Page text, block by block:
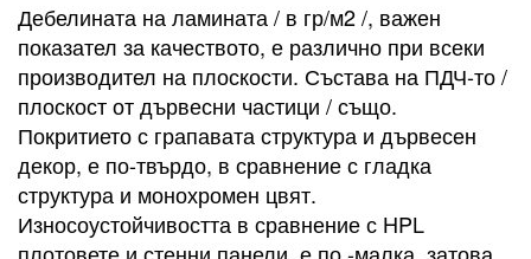
Дебелината на ламината / в гр/м2 /, важен
показател за качеството, е различно при всеки
производител на плоскости. Състава на ПДЧ-то /
плоскост от дървесни частици / също.
Покритието с грапавата структура и дървесен
декор, е по-твърдо, в сравнение с гладка
структура и монохромен цвят.
Износоустойчивостта в сравнение с HPL